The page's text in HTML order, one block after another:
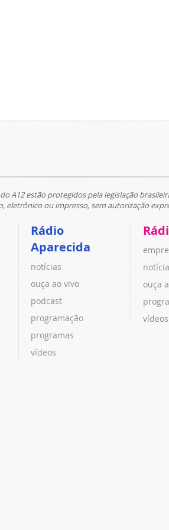
A12 estão protegidos pela legislação
ou impresso, sem autorização
Rádio
Aparecida
notícias
ouça ao vivo
podcast
programação
programas
vídeos
ouça
vídeos